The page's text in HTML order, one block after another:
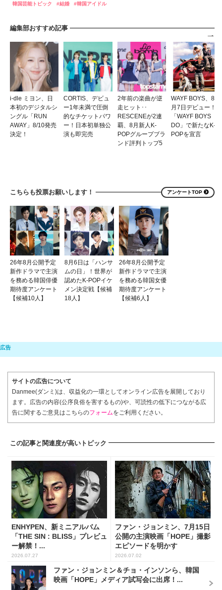
韓国芸能トピック
結婚 韓国アイドル
編集部おすすめ記事
i-dle ミヨン、日
本初のデジタルシ
ングル「RUN
AWAY」8/10発売
決定！
CORTIS、デビュ
ー1年未満で圧倒
的なチケットパワ
ー！日本初単独公
演も即完売
2年前の楽曲が逆
走ヒット･･
RESCENEが2連
覇、8月新人K-
POPグループブラ
ンド評判トップ5
WAYF BOYS、8
月7日デビュー！
「WAYF BOYS
DO」で新たなK-
POPを宣言
こちらも投票お願いします！ アンケートTOP
26年8月公開予定
新作ドラマで主演
を務める韓国俳優
期待度アンケート
【候補10人】
8月6日は「ハンサ
ムの日」！世界が
認めたK-POPイケ
メン決定戦【候補
18人】
26年8月公開予定
新作ドラマで主演
を務める韓国女優
期待度アンケート
【候補6人】
サイトの広告について
Danmee(ダンミ)は、収益化の一環としてオンライン広告を展開しており
ます。広告の内容(公序良俗を害するもの)や、可読性の低下につながる広
告に関するご意見はこちらのフォームをご利用ください。
この記事と関連度が高いトピック
ENHYPEN、新ミニアルバム
「THE SIN : BLISS」プレビュ
ー解禁！...
2026.07.27
ファン・ジョンミン、7月15日
公開の主演映画「HOPE」撮影
エピソードを明かす
2026.07.02
ファン・ジョンミン＆チョ・インソンら、韓国
映画「HOPE」メディア試写会に出席！...